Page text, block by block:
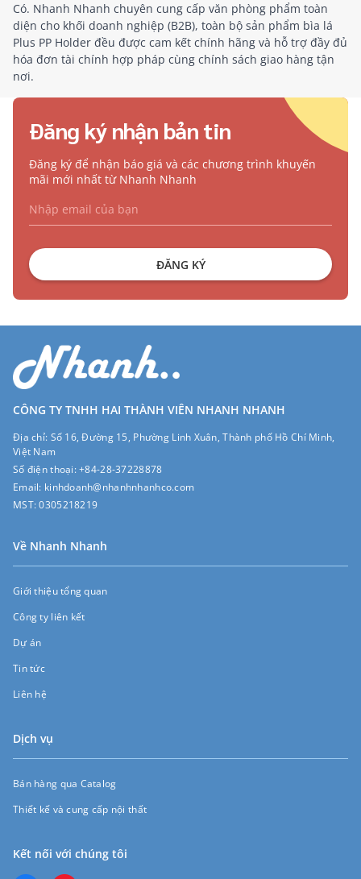
Có. Nhanh Nhanh chuyên cung cấp văn phòng phẩm toàn
diện cho khối doanh nghiệp (B2B), toàn bộ sản phẩm bìa lá
Plus PP Holder đều được cam kết chính hãng và hỗ trợ đầy đủ
hóa đơn tài chính hợp pháp cùng chính sách giao hàng tận
nơi.
Đăng ký nhận bản tin
Đăng ký để nhận báo giá và các chương trình khuyến
mãi mới nhất từ Nhanh Nhanh
ĐĂNG KÝ
CÔNG TY TNHH HAI THÀNH VIÊN NHANH NHANH
Địa chỉ: Số 16, Đường 15, Phường Linh Xuân, Thành phố Hồ Chí Minh,
Việt Nam
Số điện thoại:+84-28-37228878
Email: kinhdoanh@nhanhnhanhco.com
MST:0305218219
Về Nhanh Nhanh
Giới thiệu tổng quan
Công ty liên kết
Dự án
Tin tức
Liên hệ
Dịch vụ
Bán hàng qua Catalog
Thiết kế và cung cấp nội thất
Kết nối với chúng tôi